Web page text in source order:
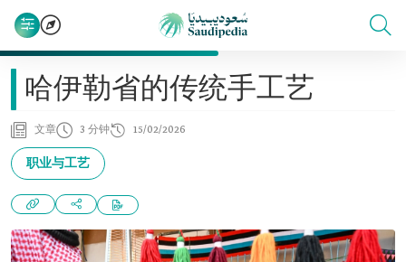
哈伊勒省的传统手工艺
文章 3 分钟 15/02/2026
职业与工艺